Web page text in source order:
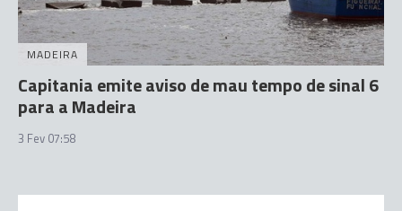
MADEIRA
Capitania emite aviso de mau tempo de sinal 6
para a Madeira
3 Fev 07:58